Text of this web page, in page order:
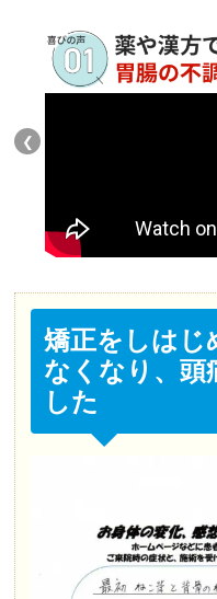
❮
矯正をしはじ
なくなり、頭
した